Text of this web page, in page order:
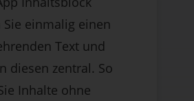
einmalig einen
Text und
diesen zentral. So
Inhalte ohne